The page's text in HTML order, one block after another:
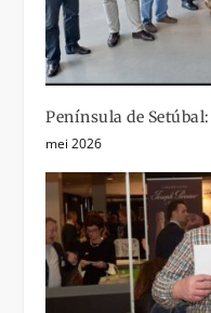
Península de
mei 2026